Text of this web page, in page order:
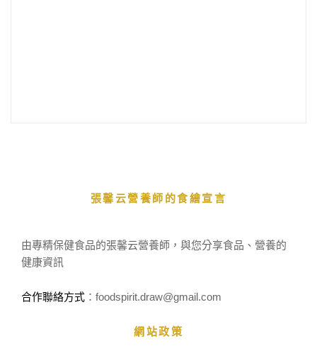
張馨云營養師的食繪宣言
由專精保健食品的張馨云營養師，與您分享食品、營養的
健康資訊
合作聯絡方式 ：foodspirit.draw@gmail.com
網站政策